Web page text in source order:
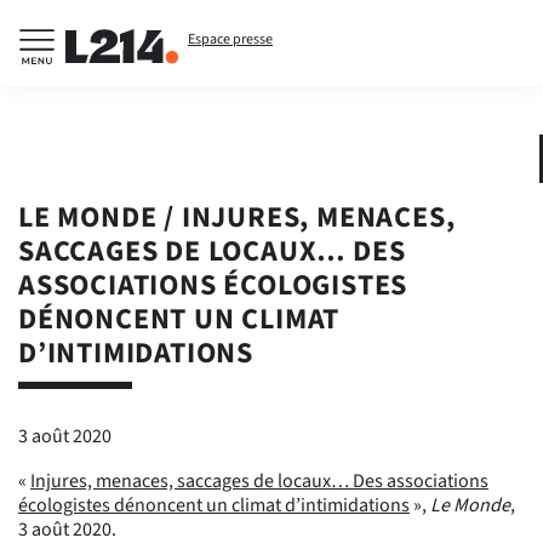
Espace presse
LE MONDE / INJURES, MENACES,
SACCAGES DE LOCAUX… DES
ASSOCIATIONS ÉCOLOGISTES
DÉNONCENT UN CLIMAT
D’INTIMIDATIONS
3 août 2020
« Injures, menaces, saccages de locaux… Des associations
écologistes dénoncent un climat d’intimidations»,Le Monde,
3 août 2020.